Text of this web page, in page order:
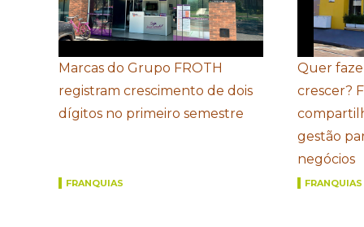
Marcas do Grupo FROTH
registram crescimento de dois
dígitos no primeiro semestre
FRANQUIAS
Quer
crescer?
gestão
negócios
FRANQUIAS